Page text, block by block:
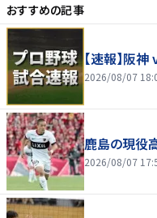
おすすめの記事
【速報】阪
2026/08/07
鹿島の現役
2026/08/07